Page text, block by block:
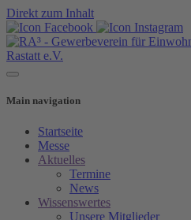
Direkt zum Inhalt
Main navigation
Startseite
Messe
Aktuelles
Termine
News
Wissenswertes
Unsere Mitglieder